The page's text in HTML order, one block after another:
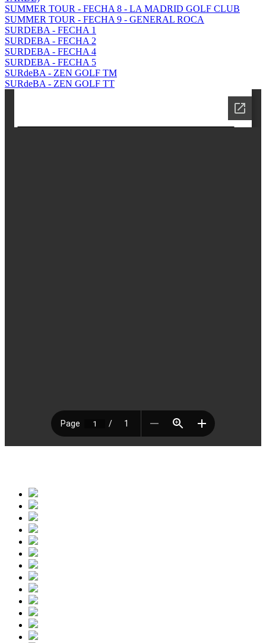
SUMMER TOUR - FECHA 8 - LA MADRID GOLF CLUB
SUMMER TOUR - FECHA 9 - GENERAL ROCA
SURDEBA - FECHA 1
SURDEBA - FECHA 2
SURDEBA - FECHA 4
SURDEBA - FECHA 5
SURdeBA - ZEN GOLF TM
SURdeBA - ZEN GOLF TT